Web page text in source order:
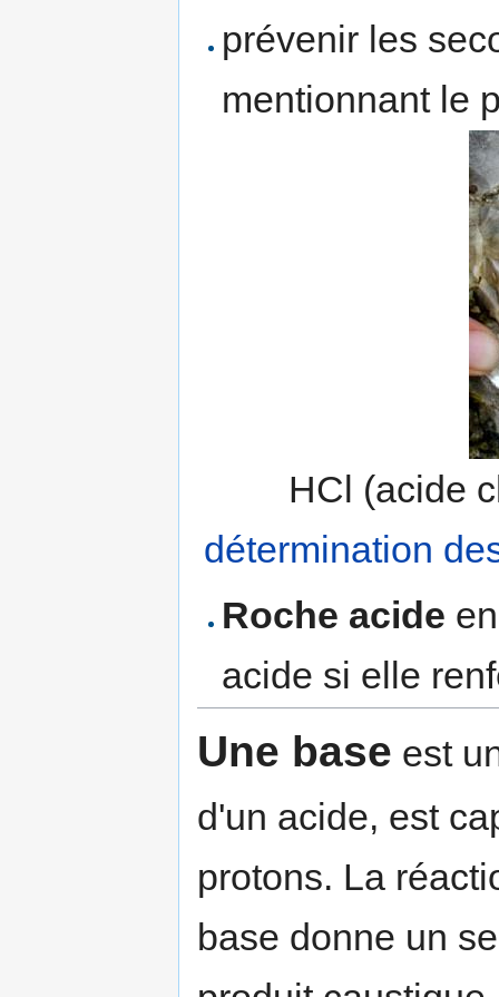
prévenir les
mentionnant le
HCl (acide
détermination
Roche acide
acide si elle
Une base est
d'un acide, est
protons. La
base donne un